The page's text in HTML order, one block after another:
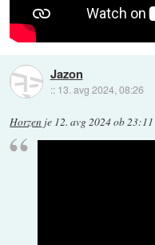
Jazon
:: 13. avg 2024, 08:26
Horzen je 12. avg 2024 ob 23:11